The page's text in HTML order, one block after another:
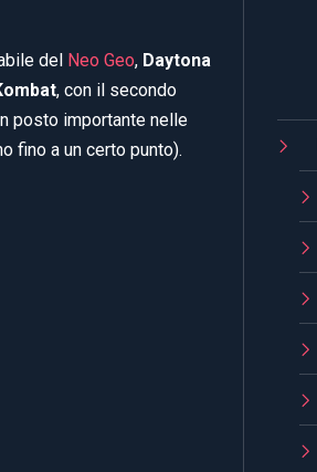
del Neo Geo, Daytona
, con il secondo
posto importante nelle
fino a un certo punto).